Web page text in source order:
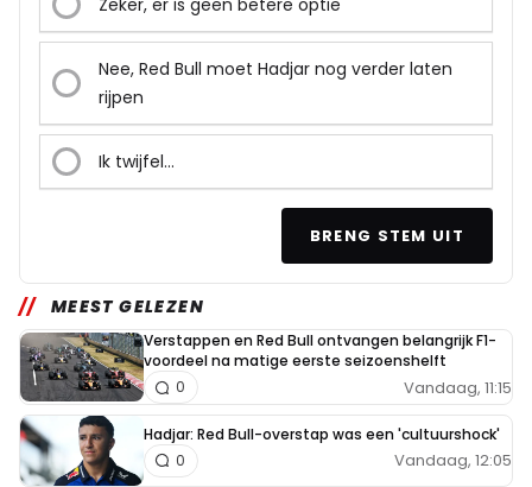
Zeker, er is geen betere optie
Nee, Red Bull moet Hadjar nog verder laten
rijpen
Ik twijfel...
BRENG STEM UIT
MEEST GELEZEN
Verstappen en Red Bull ontvangen belangrijk F1-
voordeel na matige eerste seizoenshelft
Vandaag, 11:15
0
Hadjar: Red Bull-overstap was een 'cultuurshock'
Vandaag, 12:05
0